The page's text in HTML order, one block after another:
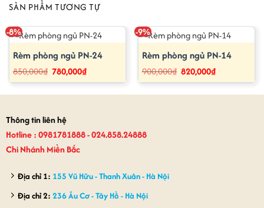
SẢN PHẨM TƯƠNG TỰ
-8%
Rèm phòng ngủ PN-24
850,000₫ Giá
gốc
là:
850,000₫.
780,000₫Giá
hiện
tại
là:
-9%
Rèm phòng ngủ PN-14
900,000₫ Giá
gốc
là:
900,000₫.
820,000₫Giá
hiện
tại
là:
Thông tin liên hệ
Hotline : 0981781888 - 024.858.24888
Chi Nhánh Miền Bắc
Địa chỉ 1: 155 Vũ Hữu - Thanh Xuân - Hà Nội
Địa chỉ 2: 236 Âu Cơ - Tây Hồ - Hà Nội